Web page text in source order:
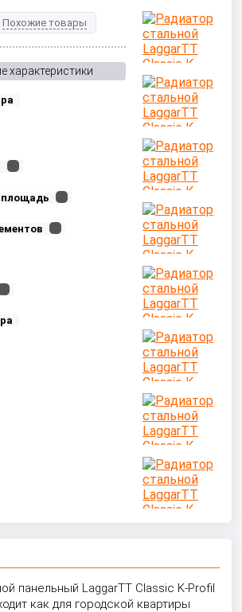
Похожие товары
характеристики
площадь
панельный LaggarTT Classic K-Profil
как для городской квартиры